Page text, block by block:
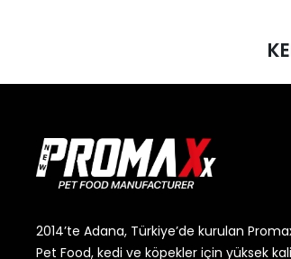
2014’te Adana, Türkiye’de kurulan
Pet Food, kedi ve köpekler için yüksek